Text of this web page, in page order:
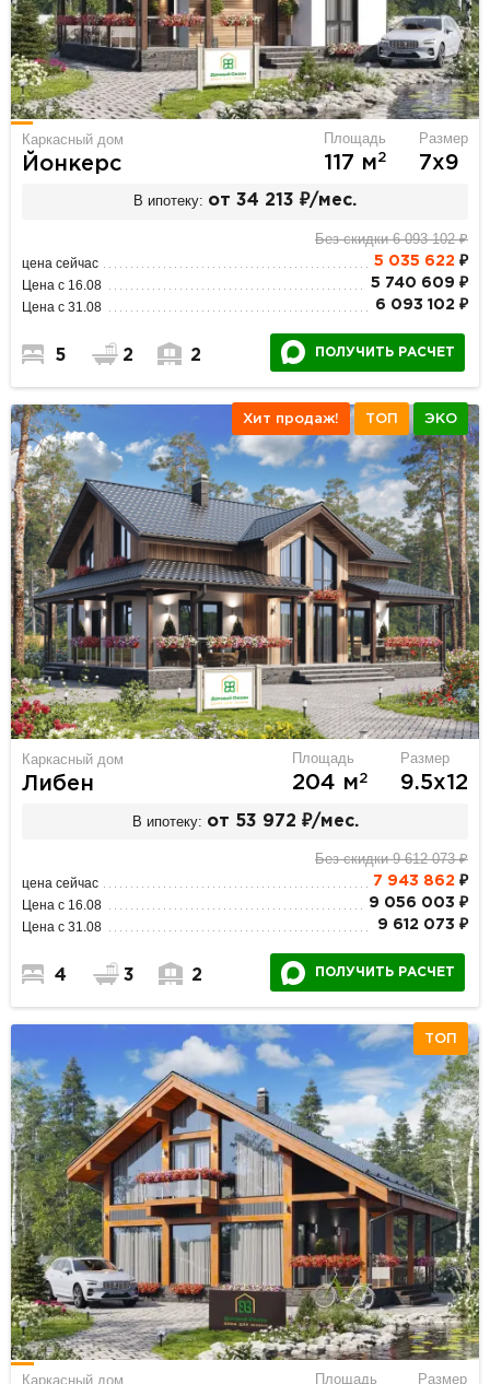
Каркасный дом
Йонкерс
Площадь
117 м2
Размер
7х9
В ипотеку: от 34 213 ₽/мес.
Без скидки 6 093 102 ₽
цена сейчас 5 035 622 ₽
Цена с 16.08 5 740 609 ₽
Цена с 31.08 6 093 102 ₽
5 2 2 ПОЛУЧИТЬ РАСЧЕТ
Хит продаж! ТОП ЭКО
Каркасный дом
Либен
Площадь
204 м2
Размер
9.5х12
В ипотеку: от 53 972 ₽/мес.
Без скидки 9 612 073 ₽
цена сейчас 7 943 862 ₽
Цена с 16.08 9 056 003 ₽
Цена с 31.08 9 612 073 ₽
4 3 2 ПОЛУЧИТЬ РАСЧЕТ
ТОП
Каркасный дом Площадь Размер